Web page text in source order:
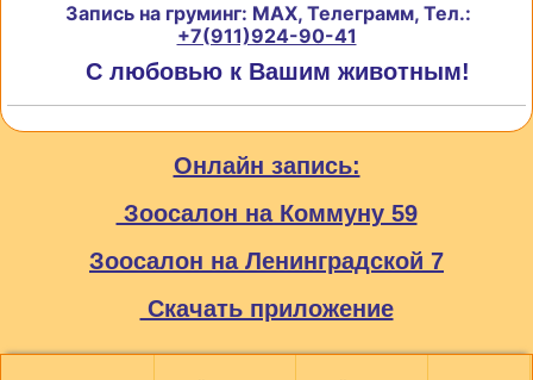
Запись на груминг: MAX, Телеграмм, Тел.:
+7(911)924-90-41
С любовью к Вашим животным!
Онлайн запись:
Зоосалон на Коммуну 59
Зоосалон на Ленинградской 7
Скачать приложение